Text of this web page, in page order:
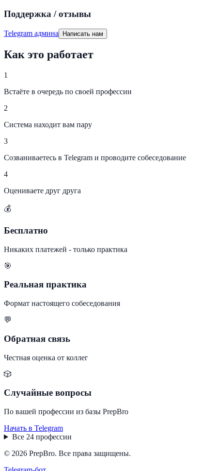
Поддержка / отзывы
Telegram админа Написать нам
Как это работает
1
Встаёте в очередь по своей профессии
2
Система находит вам пару
3
Созваниваетесь в Telegram и проводите собеседование
4
Оцениваете друг друга
💰
Бесплатно
Никаких платежей - только практика
🎯
Реальная практика
Формат настоящего собеседования
💬
Обратная связь
Честная оценка от коллег
🎲
Случайные вопросы
По вашей профессии из базы PrepBro
Начать в Telegram
Все 24 профессии
© 2026 PrepBro. Все права защищены.